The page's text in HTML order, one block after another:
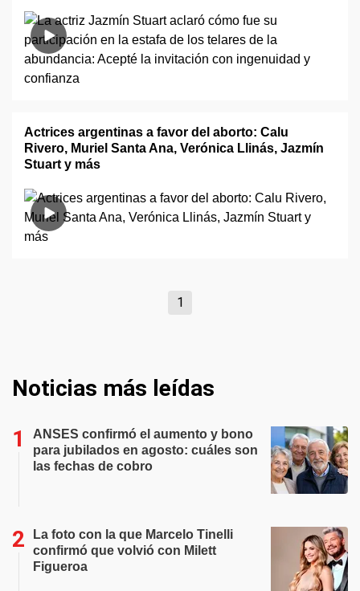
Actrices argentinas a favor del aborto: Calu
Rivero, Muriel Santa Ana, Verónica Llinás, Jazmín
Stuart y más
1
Noticias más leídas
ANSES confirmó el aumento y bono
para jubilados en agosto: cuáles son
las fechas de cobro
La foto con la que Marcelo Tinelli
confirmó que volvió con Milett
Figueroa